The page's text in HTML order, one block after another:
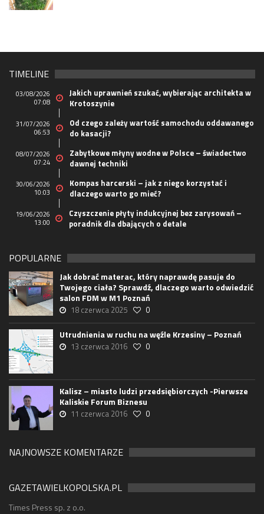
TIMELINE
03/08/2026
07:08
Jakich uprawnień szukać, wybierając architekta w
Krotoszynie
31/07/2026
06:53
Od czego zależy wartość samochodu oddawanego
do kasacji?
08/07/2026
07:24
Zabytkowe młyny wodne w Polsce – świadectwo
dawnej techniki
30/06/2026
10:03
Kompas harcerski – jak z niego korzystać i
dlaczego warto go mieć?
19/06/2026
13:00
Czyszczenie płyty indukcyjnej bez zarysowań –
poradnik dla dbających o detale
POPULARNE
Jak dobrać materac, który naprawdę pasuje do
Twojego ciała? Sprawdź, dlaczego warto odwiedzić
salon FDM w M1 Poznań
18 czerwca 2025 0
Utrudnienia w ruchu na węźle Krzesiny – Poznań
13 czerwca 2016 0
Kalisz – miasto ludzi przedsiębiorczych -Pierwsze
Kaliskie Forum Biznesu
11 czerwca 2016 0
NAJNOWSZE KOMENTARZE
GAZETAWIELKOPOLSKA.PL
Times Press sp. z o.o.